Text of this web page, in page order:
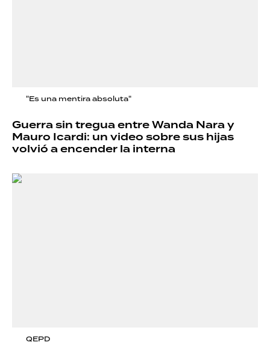
"Es una mentira absoluta"
Guerra sin tregua entre Wanda Nara y
Mauro Icardi: un video sobre sus hijas
volvió a encender la interna
QEPD